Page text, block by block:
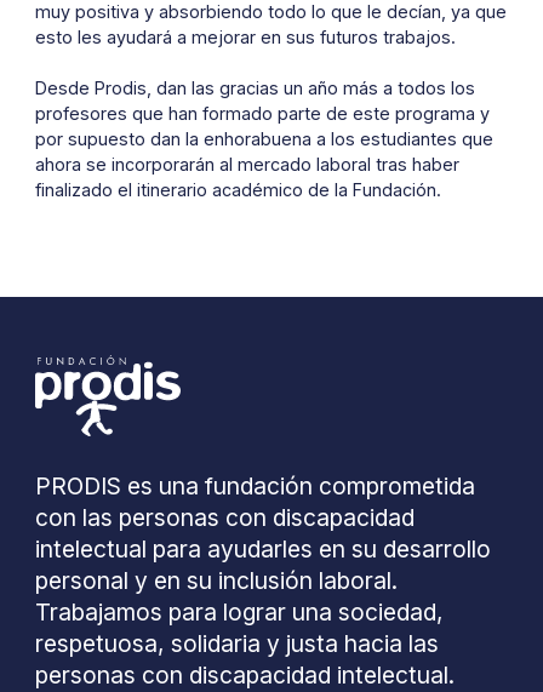
muy positiva y absorbiendo todo lo que le decían, ya que
esto les ayudará a mejorar en sus futuros trabajos.
Desde Prodis, dan las gracias un año más a todos los
profesores que han formado parte de este programa y
por supuesto dan la enhorabuena a los estudiantes que
ahora se incorporarán al mercado laboral tras haber
finalizado el itinerario académico de la Fundación.
PRODIS es una fundación comprometida
con las personas con discapacidad
intelectual para ayudarles en su desarrollo
personal y en su inclusión laboral.
Trabajamos para lograr una sociedad,
respetuosa, solidaria y justa hacia las
personas con discapacidad intelectual.